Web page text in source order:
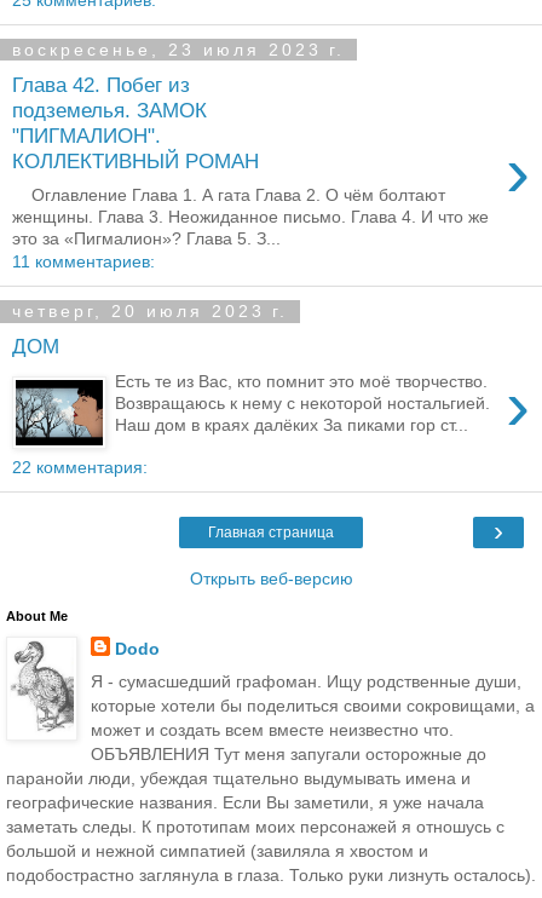
воскресенье, 23 июля 2023 г.
Глава 42. Побег из
подземелья. ЗАМОК
"ПИГМАЛИОН".
КОЛЛЕКТИВНЫЙ РОМАН
›
Оглавление Глава 1. А гата Глава 2. О чём болтают
женщины. Глава 3. Неожиданное письмо. Глава 4. И что же
это за «Пигмалион»? Глава 5. З...
11 комментариев:
четверг, 20 июля 2023 г.
ДОМ
›
Есть те из Вас, кто помнит это моё творчество.
Возвращаюсь к нему с некоторой ностальгией.
Наш дом в краях далёких За пиками гор ст...
22 комментария:
›
Главная страница
Открыть веб-версию
About Me
Dodo
Я - сумасшедший графоман. Ищу родственные души,
которые хотели бы поделиться своими сокровищами, а
может и создать всем вместе неизвестно что.
ОБЪЯВЛЕНИЯ Тут меня запугали осторожные до
паранойи люди, убеждая тщательно выдумывать имена и
географические названия. Если Вы заметили, я уже начала
заметать следы. К прототипам моих персонажей я отношусь с
большой и нежной симпатией (завиляла я хвостом и
подобострастно заглянула в глаза. Только руки лизнуть осталось).